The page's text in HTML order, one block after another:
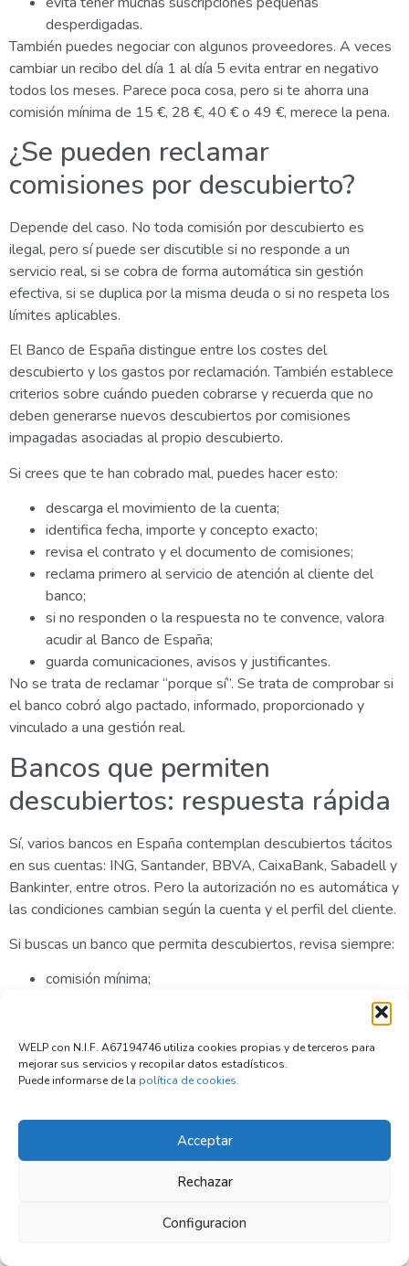
WELP con N.I.F. A67194746 utiliza cookies propias y de terceros para
mejorar sus servicios y recopilar datos estadísticos.
Puede informarse de la política de cookies.
Acceptar
Rechazar
Configuracion
desperdigadas.
También puedes negociar con algunos proveedores. A veces
cambiar un recibo del día 1 al día 5 evita entrar en negativo
todos los meses. Parece poca cosa, pero si te ahorra una
comisión mínima de 15 €, 28 €, 40 € o 49 €, merece la pena.
¿Se pueden reclamar
comisiones por descubierto?
Depende del caso. No toda comisión por descubierto es
ilegal, pero sí puede ser discutible si no responde a un
servicio real, si se cobra de forma automática sin gestión
efectiva, si se duplica por la misma deuda o si no respeta los
límites aplicables.
El Banco de España distingue entre los costes del
descubierto y los gastos por reclamación. También establece
criterios sobre cuándo pueden cobrarse y recuerda que no
deben generarse nuevos descubiertos por comisiones
impagadas asociadas al propio descubierto.
Si crees que te han cobrado mal, puedes hacer esto:
descarga el movimiento de la cuenta;
identifica fecha, importe y concepto exacto;
revisa el contrato y el documento de comisiones;
reclama primero al servicio de atención al cliente del
banco;
si no responden o la respuesta no te convence, valora
acudir al Banco de España;
guarda comunicaciones, avisos y justificantes.
No se trata de reclamar “porque sí”. Se trata de comprobar si
el banco cobró algo pactado, informado, proporcionado y
vinculado a una gestión real.
Bancos que permiten
descubiertos: respuesta rápida
Sí, varios bancos en España contemplan descubiertos tácitos
en sus cuentas: ING, Santander, BBVA, CaixaBank, Sabadell y
Bankinter, entre otros. Pero la autorización no es automática y
las condiciones cambian según la cuenta y el perfil del cliente.
Si buscas un banco que permita descubiertos, revisa siempre:
comisión mínima;
plazo para devolver el saldo;
posibilidad de renunciar al descubierto;
alertas de saldo;
Y si lo que necesitas no es cubrir un recibo aislado, sino
resolver una falta puntual de liquidez, compara opciones antes
de dejar que el banco decida por ti. El descubierto puede
eso muchas veces sale caro.